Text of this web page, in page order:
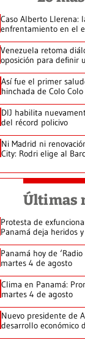
Caso Alberto Llerena:
enfrentamiento en el
Venezuela retoma
oposición para definir
Así fue el primer
hinchada de Colo Colo
DIJ habilita
del récord policivo
Ni Madrid ni
City: Rodri elige al
Últimas
Protesta de
Panamá deja heridos
Panamá hoy de
martes 4 de agosto
Clima en Panamá:
martes 4 de agosto
Nuevo presidente de
desarrollo económico